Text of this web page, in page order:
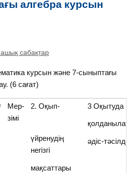
алгебра курсын
сабақтар
курсын және 7-сыныптағы
(6 сағат)
Мер-
зімі
2. Оқып-
үйренудің
негізгі
мақсаттары
3 Оқытуда
әдіс-тәсілдер